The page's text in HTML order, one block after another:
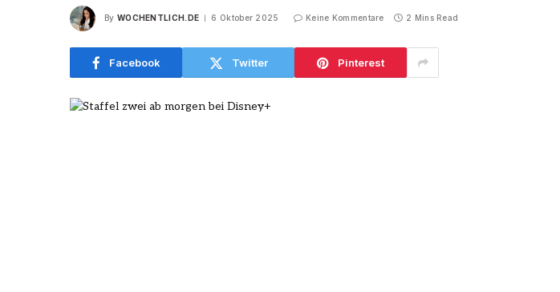
By WOCHENTLICH.DE 6 Oktober 2025 Keine Kommentare 2 Mins Read
Facebook Twitter Pinterest